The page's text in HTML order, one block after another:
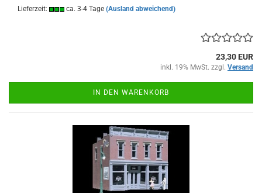
Lieferzeit: ca. 3-4 Tage (Ausland abweichend)
23,30 EUR
inkl. 19% MwSt. zzgl. Versand
IN DEN WARENKORB